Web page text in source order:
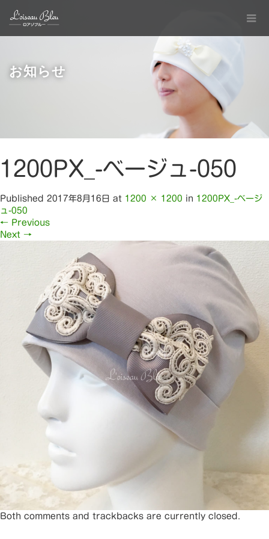
お知らせ
1200PX_-ベージュ-050
Published 2017年8月16日 at 1200 × 1200 in 1200PX_-ベージ
ュ-050
← Previous
Next →
Both comments and trackbacks are currently closed.